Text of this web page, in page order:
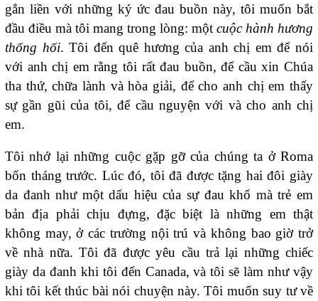
gắn liền với những ký ức đau buồn này, tôi muốn bắt
đầu điều mà tôi mang trong lòng: một cuộc hành hương
thống hối. Tôi đến quê hương của anh chị em để nói
với anh chị em rằng tôi rất đau buồn, để cầu xin Chúa
tha thứ, chữa lành và hòa giải, để cho anh chị em thấy
sự gần gũi của tôi, để cầu nguyện với và cho anh chị
em.
Tôi nhớ lại những cuộc gặp gỡ của chúng ta ở Roma
bốn tháng trước. Lúc đó, tôi đã được tặng hai đôi giày
da đanh như một dấu hiệu của sự đau khổ mà trẻ em
bản địa phải chịu đựng, đặc biệt là những em thật
không may, ở các trường nội trú và không bao giờ trở
về nhà nữa. Tôi đã được yêu cầu trả lại những chiếc
giày da đanh khi tôi đến Canada, và tôi sẽ làm như vậy
khi tôi kết thúc bài nói chuyện này. Tôi muốn suy tư về